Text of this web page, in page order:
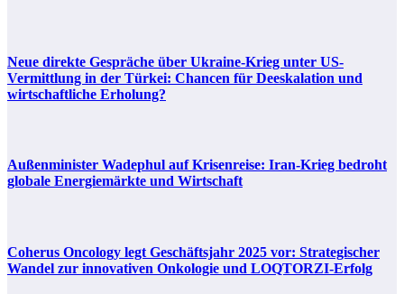
Neue direkte Gespräche über Ukraine-Krieg unter US-
Vermittlung in der Türkei: Chancen für Deeskalation und
wirtschaftliche Erholung?
Außenminister Wadephul auf Krisenreise: Iran-Krieg bedroht
globale Energiemärkte und Wirtschaft
Coherus Oncology legt Geschäftsjahr 2025 vor: Strategischer
Wandel zur innovativen Onkologie und LOQTORZI-Erfolg